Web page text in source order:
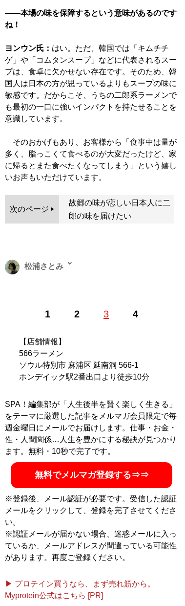
――本場の味を保障するという意味があるのです
ね！
ヨンウン氏： はい。ただ、韓国では「キムチチ
ゲ」や「コムタンスープ」などに代表されるスー
プは、食卓に欠かせない存在です。そのため、韓
国人は日本の方が思っているよりもスープの味に
敏感です。だからこそ、うちの二郎系ラーメンで
も最初の一口に強いインパクトを持たせることを
意識しています。
そのおかげもあり、お客様から「食事中は量が
多く、脂っこくて食べるのが大変だったけど、家
に帰るとまた食べたくなってしまう」という嬉し
いお声もいただけています。
次のページ
故郷の味が恋しい日本人に二
郎の味を届けたい
1 2 3 4
松浦さとみ
がいを感じるライター。新卒入社した会社を4年で辞
韓国の魅力に気づく。珍スポットやオタク文化、韓国の
リアルを探るのが趣味。ギャルやゴスロリなどのサブカ
ルチャーにも関心があり、日本文化の逆輸入現象は見逃
せないテーマのひとつ。X：
@bleu_perfume
【店舗情報】
566ラーメン
ソウル特別市 麻浦区 延南洞 566-1
ホンデイック駅2番出口より徒歩10分
SPA！編集部が「人生後半を賢く楽しく生きる」
をテーマに厳選した記事をメルマガ会員限定で毎
週金曜日にメールでお届けします。仕事・お金・
性・人間関係…人生を豊かにする秘訣が見つかり
ます。無料・10秒で完了です。
無料でメルマガ登録する⇒⇒
※登録後、メール認証が必要です。受信した認証
メールをクリックして、登録を完了させてくださ
い。
※認証メールが届かない場合、迷惑メールに入っ
ているか、メールアドレスが間違っている可能性
があります。再度ご登録ください。
▶ プロテイン買うなら、まず売れ筋から。
Myprotein公式はこちら [PR]